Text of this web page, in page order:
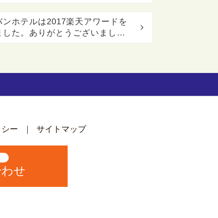
ホテルは2017楽天アワードを
た。ありがとうございまし
ー サイトマップ
せ